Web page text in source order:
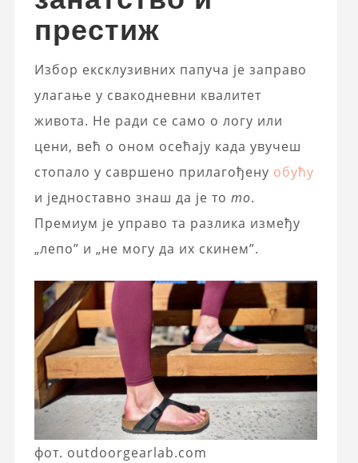
престиж
Избор ексклузивних папуча је заправо
улагање у свакодневни квалитет
живота. Не ради се само о логу или
цени, већ о оном осећају када увучеш
стопало у савршено прилагођену обућу
и једноставно знаш да је то то.
Премиум је управо та разлика између
„лепо” и „не могу да их скинем”.
фот. outdoorgearlab.com